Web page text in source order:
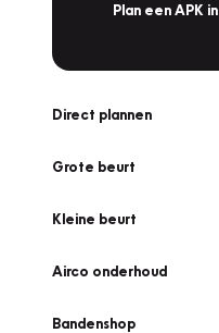
Plan een APK in
Direct plannen
Grote beurt
Kleine beurt
Airco onderhoud
Bandenshop